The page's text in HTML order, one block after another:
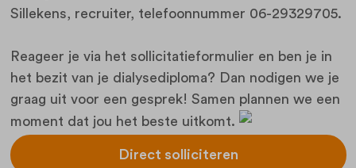
Sillekens, recruiter, telefoonnummer 06-29329705.
Reageer je via het sollicitatieformulier en ben je in
het bezit van je dialysediploma? Dan nodigen we je
graag uit voor een gesprek! Samen plannen we een
moment dat jou het beste uitkomt.
Direct solliciteren